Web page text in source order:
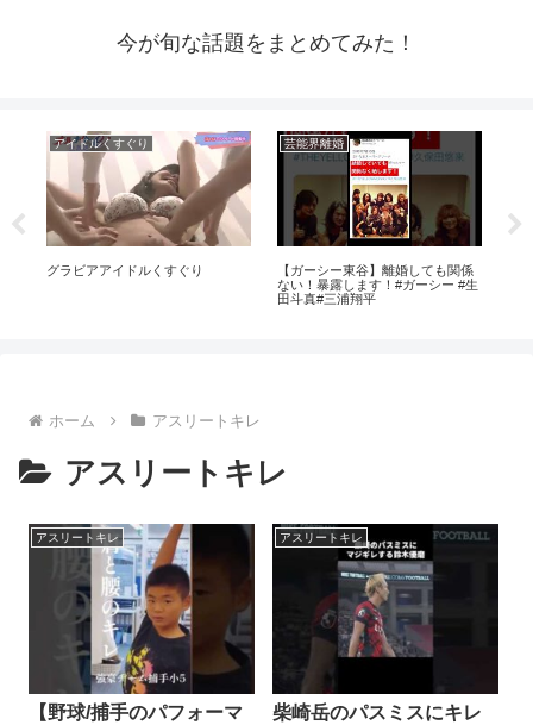
今が旬な話題をまとめてみた！
アイドルくすぐり
グラビアアイドルくすぐり
芸能界離婚
【ガーシー東谷】離婚しても関係
ない！暴露します！#ガーシー #生
田斗真#三浦翔平
ホーム アスリートキレ
アスリートキレ
アスリートキレ
【野球/捕手のパフォーマ
アスリートキレ
柴崎岳のパスミスにキレ